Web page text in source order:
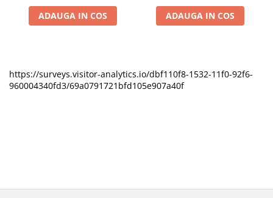
ADAUGA IN COS ADAUGA IN COS
https://surveys.visitor-analytics.io/dbf110f8-1532-11f0-92f6-
960004340fd3/69a0791721bfd105e907a40f